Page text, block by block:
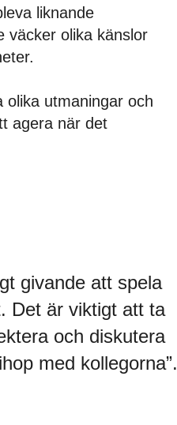
liknande
väcker olika känslor
olika utmaningar och
agera när det
givande att spela
Det är viktigt att ta
och diskutera
med kollegorna”.